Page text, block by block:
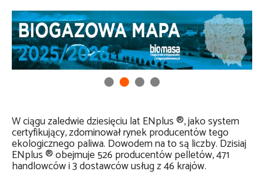
W ciągu zaledwie dziesięciu lat ENplus ®, jako system
certyfikujący, zdominował rynek producentów tego
ekologicznego paliwa. Dowodem na to są liczby. Dzisiaj
ENplus ® obejmuje 526 producentów pelletów, 471
handlowców i 3 dostawców usług z 46 krajów.